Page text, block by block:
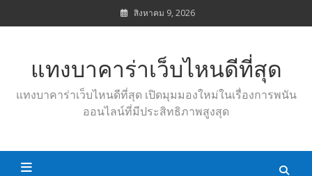
to
สิงหาคม 9, 2026
แทงบาคาร่าเว็บไหนดีที่สุด
แทงบาคาร่าเว็บไหนดีที่สุด เปิดมุมมองใหม่ในเรื่องการพนัน
ออนไลน์ที่มีประสิทธิภาพสูงสุด